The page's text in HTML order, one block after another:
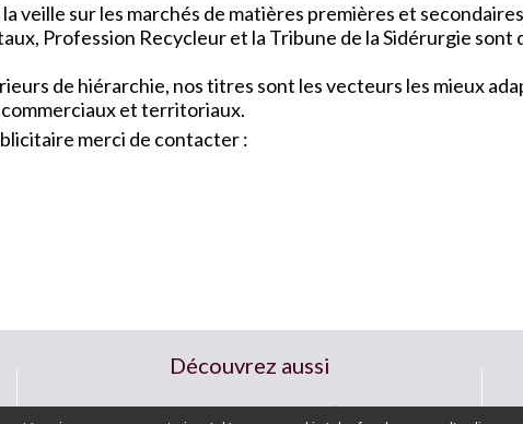
veille sur les marchés de matières premières et
Profession Recycleur et la Tribune de la Sidérurgie sont
de hiérarchie, nos titres sont les vecteurs les mieux
et territoriaux.
merci de contacter :
Découvrez aussi